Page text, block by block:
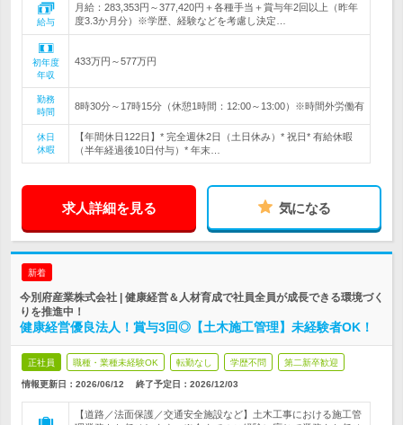
給与
月給：283,353円～377,420円＋各種手当＋賞与年2回以上（昨年
度3.3か月分）※学歴、経験などを考慮し決定…
初年度
年収
433万円～577万円
勤務
時間
8時30分～17時15分（休憩1時間：12:00～13:00）※時間外労働有
休日
休暇
【年間休日122日】* 完全週休2日（土日休み）* 祝日* 有給休暇
（半年経過後10日付与）* 年末…
求人詳細を見る 気になる
新着
今別府産業株式会社 | 健康経営＆人材育成で社員全員が成長できる環境づく
りを推進中！
健康経営優良法人！賞与3回◎【土木施工管理】未経験者OK！
正社員 職種・業種未経験OK 転勤なし 学歴不問 第二新卒歓迎
情報更新日：2026/06/12 終了予定日： 2026/12/03
【道路／法面保護／交通安全施設など】土木工事における施工管